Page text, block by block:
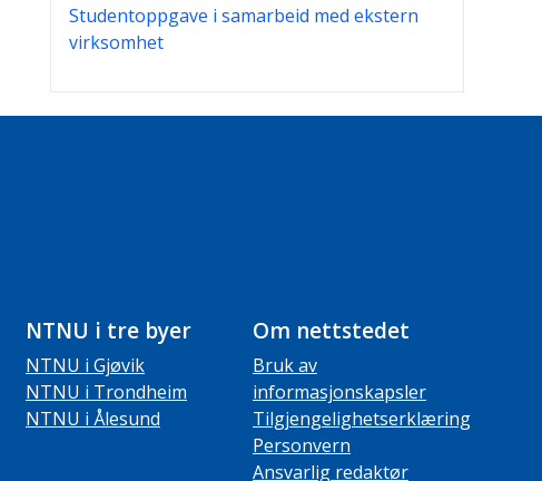
Studentoppgave i samarbeid med ekstern
virksomhet
NTNU i tre byer
NTNU i Gjøvik
NTNU i Trondheim
NTNU i Ålesund
Om nettstedet
Bruk av
informasjonskapsler
Tilgjengelighetserklæring
Personvern
Ansvarlig redaktør